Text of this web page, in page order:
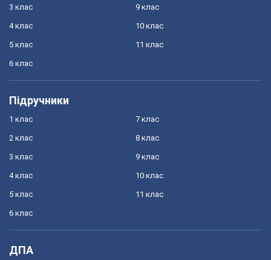
3 клас
4 клас
5 клас
6 клас
9 клас
10 клас
11 клас
Підручники
1 клас
2 клас
3 клас
4 клас
5 клас
6 клас
7 клас
8 клас
9 клас
10 клас
11 клас
ДПА